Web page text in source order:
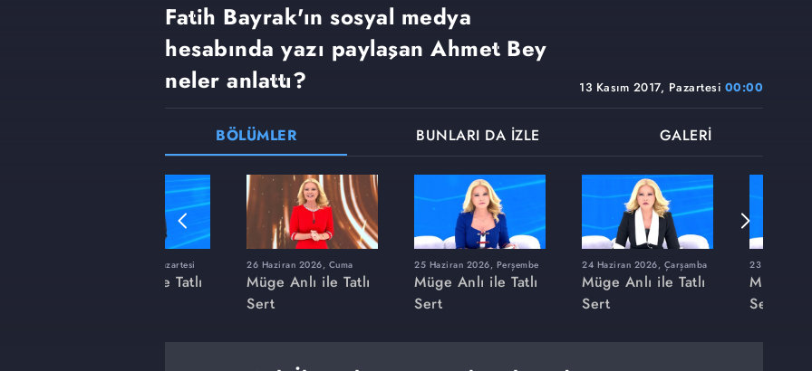
13 Kasım 2017, Pazartesi 00:00
Fatih Bayrak'ın sosyal medya
hesabında yazı paylaşan Ahmet Bey
neler anlattı?
BÖLÜMLER BUNLARI DA İZLE GALERİ
8 Haziran 2026, Pazartesi
Müge Anlı ile Tatlı
26 Haziran 2026, Cuma
Müge Anlı ile Tatlı
Sert
25 Haziran 2026, Perşembe
Müge Anlı ile Tatlı
Sert
24 Haziran 2026, Çarşamba
Müge Anlı ile Tatlı
Sert
23 Haziran
Müge
Sert